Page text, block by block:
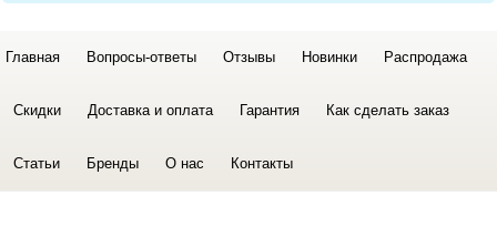
Главная Вопросы-ответы Отзывы Новинки Распродажа
Скидки Доставка и оплата Гарантия Как сделать заказ
Статьи Бренды О нас Контакты